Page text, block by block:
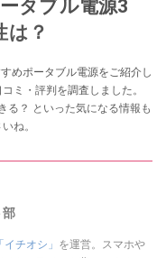
タブル電源3
は？
めポータブル電源をご紹介し
ミ・評判を調査しました。
る？ といった気になる情報も
ね。
チオシ」 を運営。スマホや